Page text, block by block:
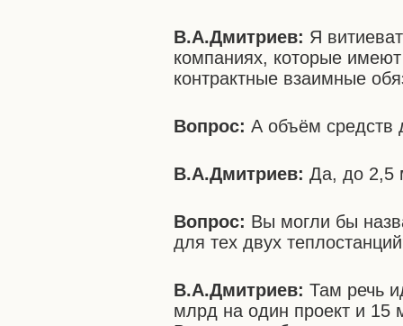
В.А.Дмитриев: Я
компаниях, которые
контрактные взаимные
Вопрос: А объём средств
В.А.Дмитриев:Да, до 2,5
Вопрос: Вы могли бы
для тех двух
В.А.Дмитриев:Там речь
млрд на один проект и 15